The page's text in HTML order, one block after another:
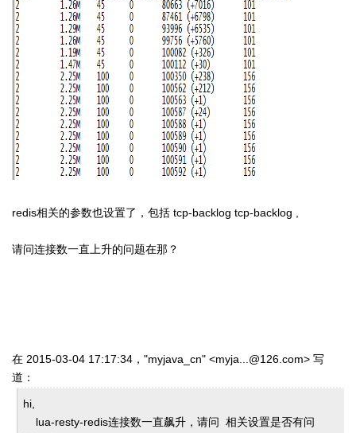
redis相关的参数也设置了，包括 tcp-backlog tcp-backlog ,
请问连接数一直上升的问题在那？
在 2015-03-04 17:17:34，"myjava_cn" <myja...@126.com> 写
道：
hi,
lua-resty-redis连接数一直飙升，请问 相关设置是否有问